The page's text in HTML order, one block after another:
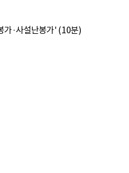
가·사설난봉가' (10분)